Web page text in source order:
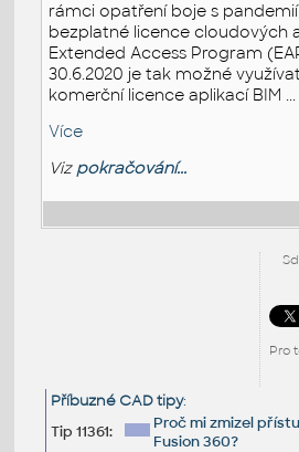
rámci opatření boje s pandemií
bezplatné licence cloudových
Extended Access Program
30.6.2020 je tak možné
komerční licence aplikací BIM ...
Více
Viz pokračování...
Pro
Příbuzné CAD tipy:
Tip 11361:
Proč mi zmizel
Fusion 360?